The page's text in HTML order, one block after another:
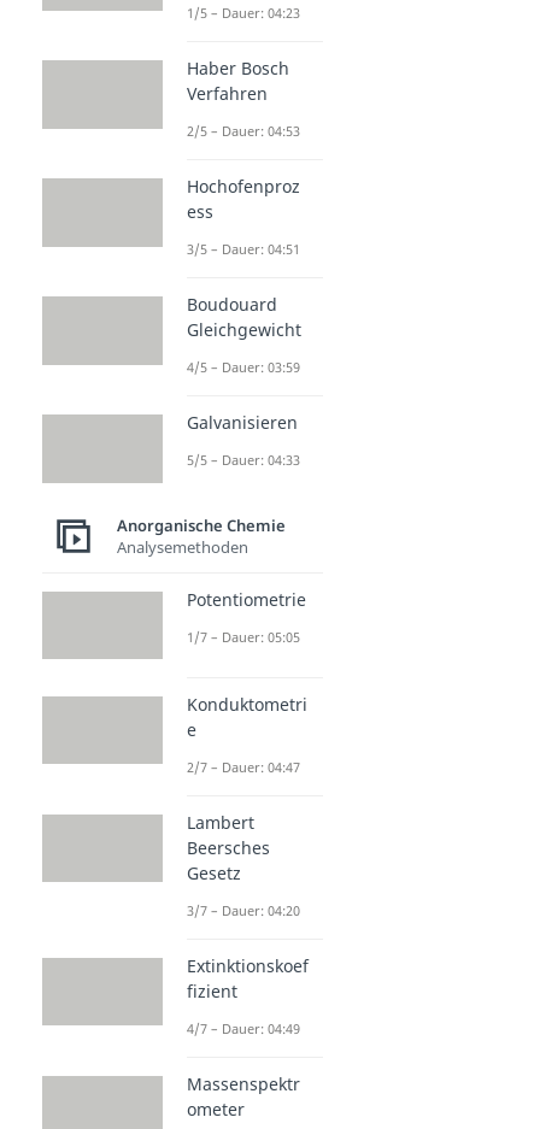
1/5 – Dauer: 04:23
Haber Bosch
Verfahren
2/5 – Dauer: 04:53
Hochofenproz
ess
3/5 – Dauer: 04:51
Boudouard
Gleichgewicht
4/5 – Dauer: 03:59
Galvanisieren
5/5 – Dauer: 04:33
Anorganische Chemie
Analysemethoden
Potentiometrie
1/7 – Dauer: 05:05
Konduktometri
e
2/7 – Dauer: 04:47
Lambert
Beersches
Gesetz
3/7 – Dauer: 04:20
Extinktionskoef
fizient
4/7 – Dauer: 04:49
Massenspektr
ometer